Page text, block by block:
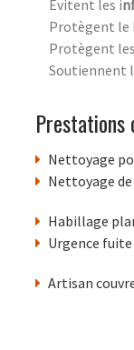
Evitent les i
Protègent le
Protègent les
Soutiennent
Prestations
Nettoyage
Nettoyage
Habillage
Urgence
Artisan